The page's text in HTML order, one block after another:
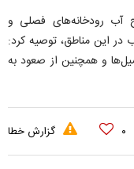
آب رودخانه‌های فصلی و
در این مناطق، توصیه کرد:
و همچنین از صعود به
۰ گزارش خطا